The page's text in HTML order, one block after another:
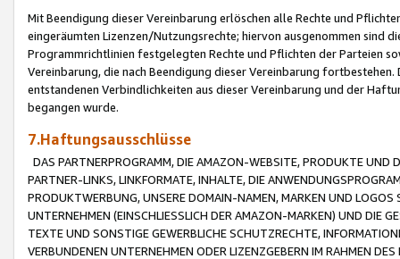
Mit Beendigung dieser Vereinbarung erlöschen alle Rechte und
eingeräumten Lizenzen/Nutzungsrechte; hiervon ausgenommen sind
Programmrichtlinien festgelegten Rechte und Pflichten der Parteien
Vereinbarung, die nach Beendigung dieser Vereinbarung
entstandenen Verbindlichkeiten aus dieser Vereinbarung und der
begangen wurde.
7.Haftungsausschlüsse
DAS PARTNERPROGRAMM, DIE AMAZON-WEBSITE, PRODUKTE UND
PARTNER-LINKS, LINKFORMATE, INHALTE, DIE
PRODUKTWERBUNG, UNSERE DOMAIN-NAMEN, MARKEN UND
UNTERNEHMEN (EINSCHLIESSLICH DER AMAZON-MARKEN) UND DIE
TEXTE UND SONSTIGE GEWERBLICHE SCHUTZRECHTE,
VERBUNDENEN UNTERNEHMEN ODER LIZENZGEBERN IM RAHMEN